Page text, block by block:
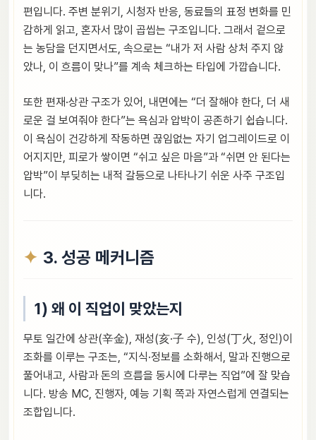
편입니다. 주변 분위기, 시청자 반응, 동료들의 표정 변화를 민
감하게 읽고, 혼자서 많이 곱씹는 구조입니다. 그래서 겉으로
는 농담을 던지면서도, 속으로는 “내가 저 사람 상처 주지 않
았나, 이 흐름이 맞나”를 계속 체크하는 타입에 가깝습니다.
또한 편재·상관 구조가 있어, 내면에는 “더 잘해야 한다, 더 새
로운 걸 보여줘야 한다”는 욕심과 압박이 공존하기 쉽습니다.
이 욕심이 건강하게 작동하면 끊임없는 자기 업그레이드로 이
어지지만, 피로가 쌓이면 “쉬고 싶은 마음”과 “쉬면 안 된다는
압박”이 부딪히는 내적 갈등으로 나타나기 쉬운 사주 구조입
니다.
3. 성공 메커니즘
1) 왜 이 직업이 맞았는지
무토 일간에 상관(辛金), 재성(亥·子 수), 인성(丁火, 정인)이
조화를 이루는 구조는, “지식·정보를 소화해서, 말과 진행으로
풀어내고, 사람과 돈의 흐름을 동시에 다루는 직업”에 잘 맞습
니다. 방송 MC, 진행자, 예능 기획 쪽과 자연스럽게 연결되는
조합입니다.